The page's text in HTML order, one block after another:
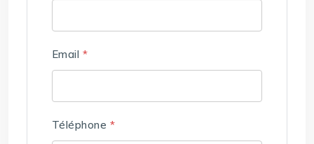
Email *
Téléphone *